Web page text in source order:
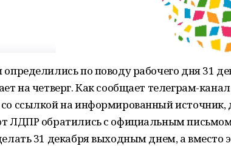
по поводу рабочего дня 31
на четверг. Как сообщает телеграм-
ссылкой на информированный источник,
ЛДПР обратились с официальным письмом
31 декабря выходным днем, а вместо